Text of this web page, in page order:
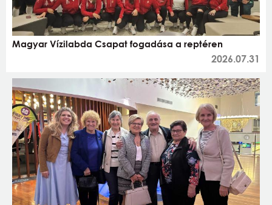
Magyar Vízilabda Csapat fogadása a reptéren
2026.07.31